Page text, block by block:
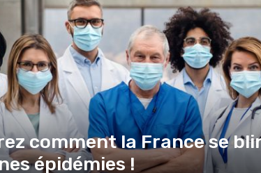
comment la France se
épidémies !